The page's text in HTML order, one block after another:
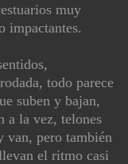
muy
impactantes.
todo parece
suben y bajan,
a la vez, telones
van, pero también
el ritmo casi